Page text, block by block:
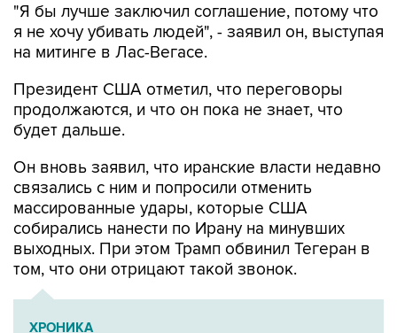
"Я бы лучше заключил соглашение, потому что
я не хочу убивать людей", - заявил он, выступая
на митинге в Лас-Вегасе.
Президент США отметил, что переговоры
продолжаются, и что он пока не знает, что
будет дальше.
Он вновь заявил, что иранские власти недавно
связались с ним и попросили отменить
массированные удары, которые США
собирались нанести по Ирану на минувших
выходных. При этом Трамп обвинил Тегеран в
том, что они отрицают такой звонок.
ХРОНИКА